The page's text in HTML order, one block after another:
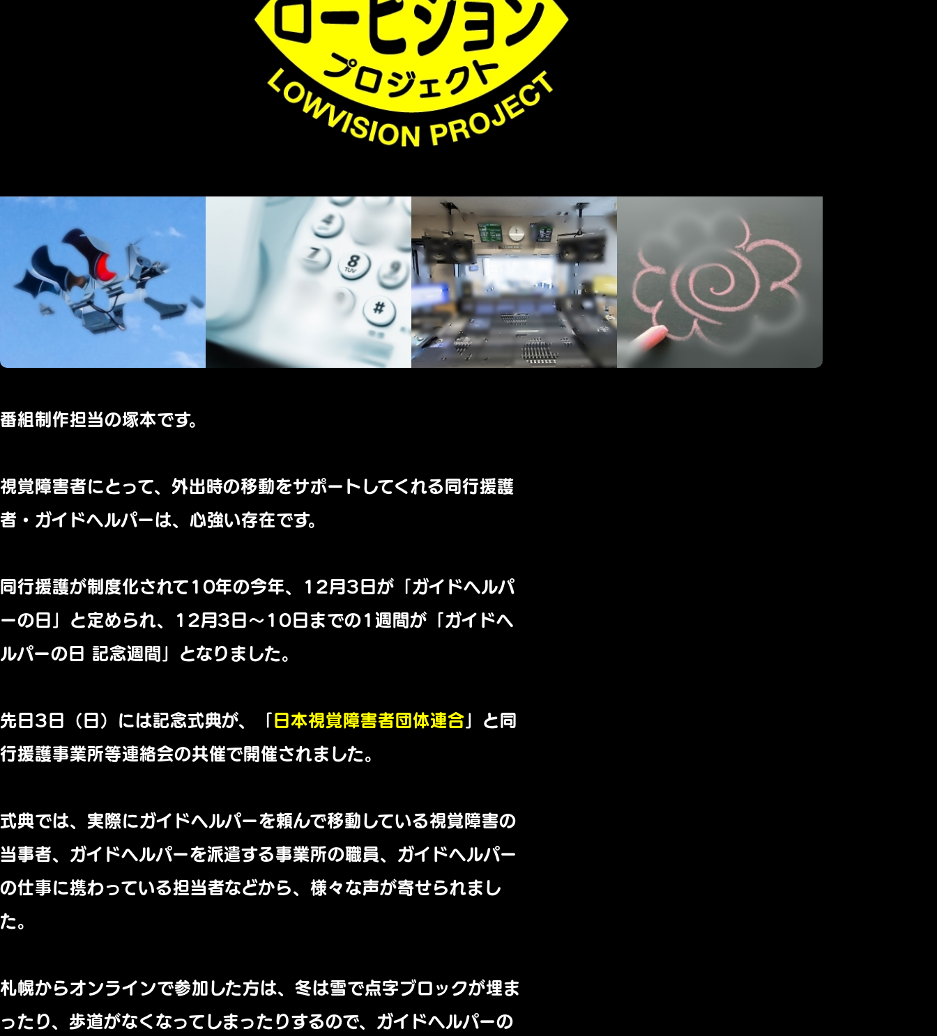
番組制作担当の塚本です。
視覚障害者にとって、外出時の移動をサポートしてくれる同行援護
者・ガイドヘルパーは、心強い存在です。
同行援護が制度化されて10年の今年、12月3日が「ガイドヘルパ
ーの日」と定められ、12月3日～10日までの1週間が「ガイドヘ
ルパーの日 記念週間」となりました。
先日3日（日）には記念式典が、「 日本視覚障害者団体連合 」と同
行援護事業所等連絡会の共催で開催されました。
式典では、実際にガイドヘルパーを頼んで移動している視覚障害の
当事者、ガイドヘルパーを派遣する事業所の職員、ガイドヘルパー
の仕事に携わっている担当者などから、様々な声が寄せられまし
た。
札幌からオンラインで参加した方は、冬は雪で点字ブロックが埋ま
ったり、歩道がなくなってしまったりするので、ガイドヘルパーの